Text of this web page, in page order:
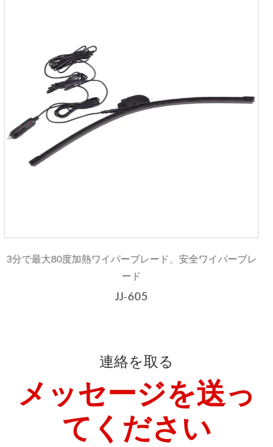
、安全ワイパーブレ
JJ新製品ヘビーデューティースノ
連絡を取る
メッセージを送っ
てください